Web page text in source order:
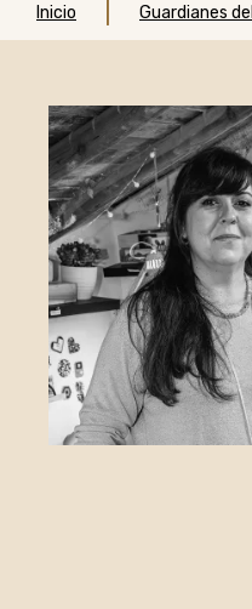
Inicio Guardianes